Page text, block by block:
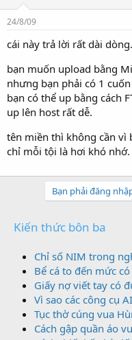
24/8/09
cái này trả lời rất dài
bạn muốn upload bằng
nhưng bạn phải có 1
bạn có thể up bằng cách
up lên host rất dễ.
tên miền thì không cần vì
chỉ mỗi tội là hơi khó nhớ.
Bạn phải đăng
Kiến thức bôn ba
Chỉ số NIM trong
Bể cá to đến mức
Giấy nợ viết tay có
Vì sao các công cụ
Tục thờ cúng vua
Cách gập quần áo